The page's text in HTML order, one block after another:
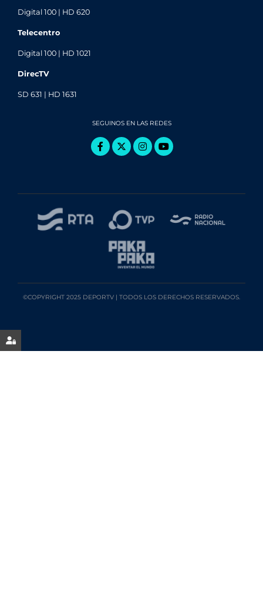
Digital 100 | HD 620
Telecentro
Digital 100 | HD 1021
DirecTV
SD 631 | HD 1631
SEGUINOS EN LAS REDES
©COPYRIGHT 2025 DEPORTV | TODOS LOS DERECHOS RESERVADOS.